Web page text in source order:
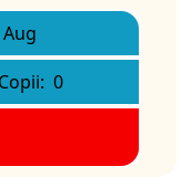
Copii: 0